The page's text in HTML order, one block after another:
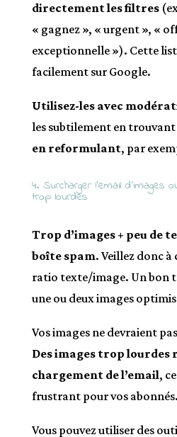
directement les filtres
« gagnez », « urgent », «
exceptionnelle »). Cette
facilement sur Google.
Utilisez-les avec
les subtilement en trouvant
en reformulant, par
4. Surcharger l’email
trop lourdes
Trop d’images + peu de
boîte spam. Veillez donc à
ratio texte/image. Un bon
une ou deux images
Vos images ne devraient
Des images trop lourdes
chargement de l’email,
frustrant pour vos abonnés.
Vous pouvez utiliser des